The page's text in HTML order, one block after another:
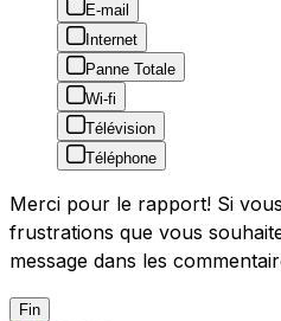
E-mail
Internet
Panne Totale
Wi-fi
Télévision
Téléphone
Merci pour le rapport! Si
frustrations que vous
message dans les
Fin